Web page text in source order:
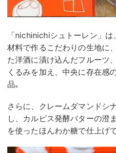
「nichinichiシュトーレン」
材料で作るこだわりの生地に
た洋酒に漬け込んだフルーツ
くるみを加え、中央に存在感
品｡
さらに、クレームダマンドシ
し、カルピス発酵バターの澄
を使ったほんわか糖で仕上げて